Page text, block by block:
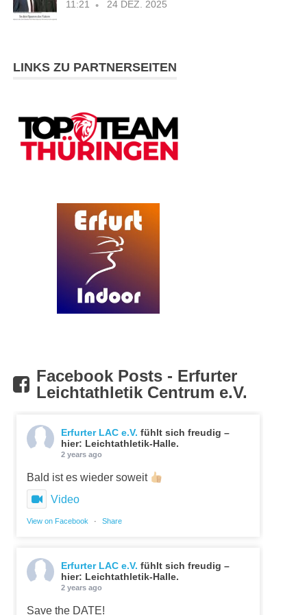
11:21 24 DEZ. 2025
LINKS ZU PARTNERSEITEN
Facebook Posts - Erfurter
Leichtathletik Centrum e.V.
Erfurter LAC e.V. fühlt sich freudig –
hier: Leichtathletik-Halle.
2 years ago
Bald ist es wieder soweit
Video
View on Facebook · Share
Erfurter LAC e.V. fühlt sich freudig –
hier: Leichtathletik-Halle.
2 years ago
Save the DATE!